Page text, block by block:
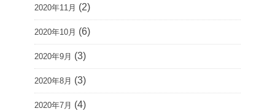
2020年11月 (2)
2020年10月 (6)
2020年9月 (3)
2020年8月 (3)
2020年7月 (4)